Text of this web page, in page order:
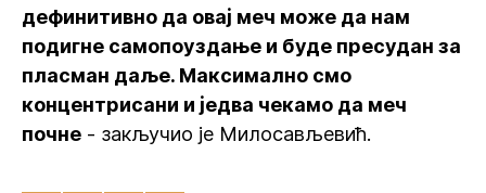
дефинитивно да овај меч може да нам
подигне самопоуздање и буде пресудан за
пласман даље. Максимално смо
концентрисани и једва чекамо да меч
почне - закључио је Милосављевић.